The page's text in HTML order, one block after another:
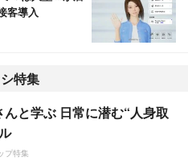
客導入
特集
んと学ぶ 日常に潜む“人身取
プ特集